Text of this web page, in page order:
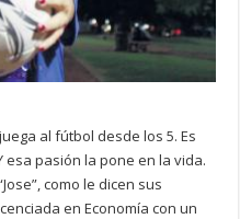
al fútbol desde los 5. Es
esa pasión la pone en la vida.
como le dicen sus
en Economía con un